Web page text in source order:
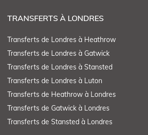
TRANSFERTS À LONDRES
Transferts de Londres à Heathrow
Transferts de Londres à Gatwick
Transferts de Londres à Stansted
Transferts de Londres à Luton
Transferts de Heathrow à Londres
Transferts de Gatwick à Londres
Transferts de Stansted à Londres